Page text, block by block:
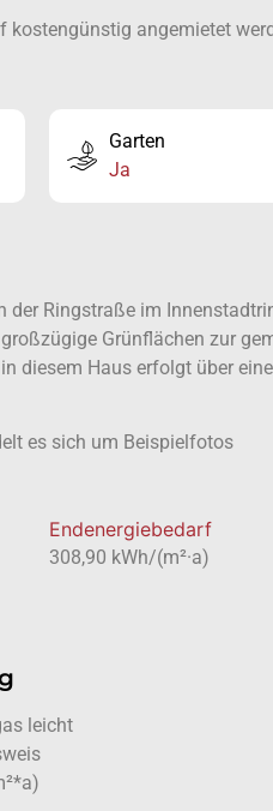
kostengünstig angemietet
Garten
Ja
Ringstraße im
Grünflächen zur
diesem Haus erfolgt über
es sich um Beispielfotos
Endenergiebedarf
308,90 kWh/(m²·a)
leicht